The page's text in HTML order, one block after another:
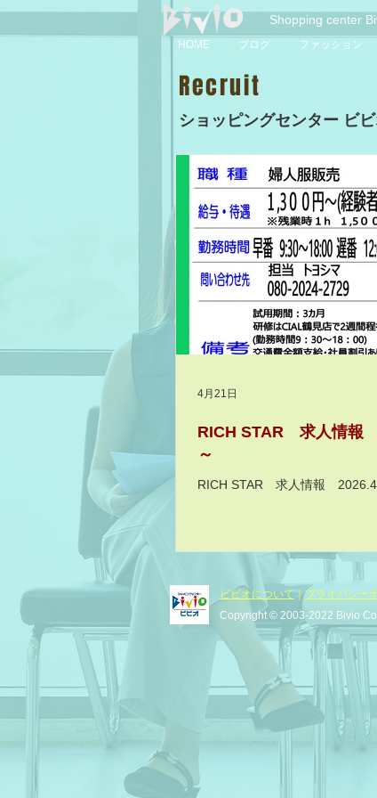
Shopping center
HOME ブログ ファッション
Recruit
ショッピングセンター ビ
RICH STAR 求人情報
～
RICH STAR 求人情報
4月21日
ビビオについて｜プライバシー
Copyright © 2003-2022 Bivio